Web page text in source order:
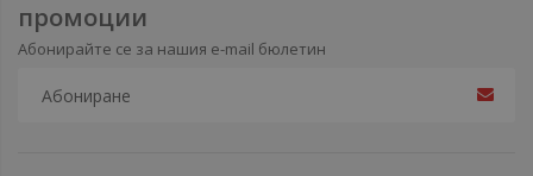
промоции
Абонирайте се за нашия e-mail бюлетин